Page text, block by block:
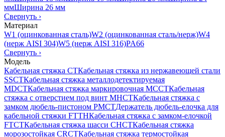
ммШирина 26 мм
Свернуть ›
Материал
W1 (оцинкованная сталь)W2 (оцинкованная сталь/нерж)W4
(нерж AISI 304)W5 (нерж AISI 316)PA66
Свернуть ›
Модель
Кабельная стяжка CTКабельная стяжка из нержавеющей стали
SSCTКабельная стяжка металлодетектируемая
MDCTКабельная стяжка маркировочная MCCTКабельная
стяжка с отверстием под винт MHCTКабельная стяжка с
замком дюбель-пистоном PMCTДержатель дюбель-елочка для
кабельной стяжки FTTHКабельная стяжка c замком-елочкой
FTCTКабельная стяжка шасси CHCTКабельная стяжка
морозостойкая CRCTКабельная стяжка термостойкая